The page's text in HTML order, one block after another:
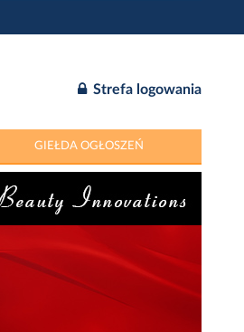
Strefa logowania
GIEŁDA OGŁOSZEŃ